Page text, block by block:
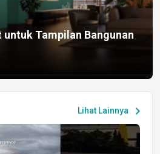
untuk Tampilan Bangunan
Lihat Lainnya chevron_right